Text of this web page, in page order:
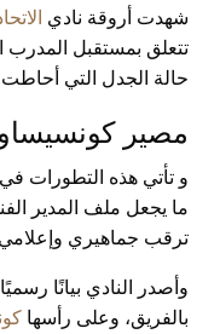
شهدت أروقة نادي
تتعلق بمستقبل
حالة الجدل التي أحاطت
مصير كونسيساو
و تأتي هذه التطورات
ما يجعل ملف المدير
ترقب جماهيري وإعلامي
وأصدر النادي بيانًا
بالفريق، وعلى رأسها